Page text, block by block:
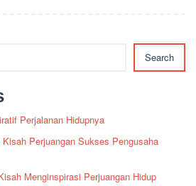
Search
Perjalanan Hidupnya
Perjuangan Sukses Pengusaha
Menginspirasi Perjuangan Hidup